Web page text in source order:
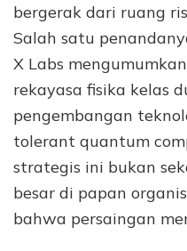
bergerak dari ruang
Salah satu
X Labs
rekayasa fisika kelas
pengembangan
tolerant quantum
strategis ini bukan
besar di papan
bahwa persaingan